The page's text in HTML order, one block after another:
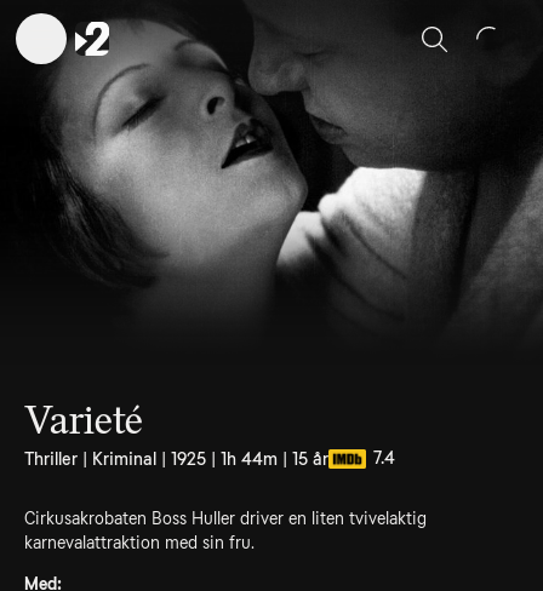
Sök
Varieté
Thriller | Kriminal | 1925 | 1h 44m | 15 år 7.4
Cirkusakrobaten Boss Huller driver en liten tvivelaktig
karnevalattraktion med sin fru.
Med: